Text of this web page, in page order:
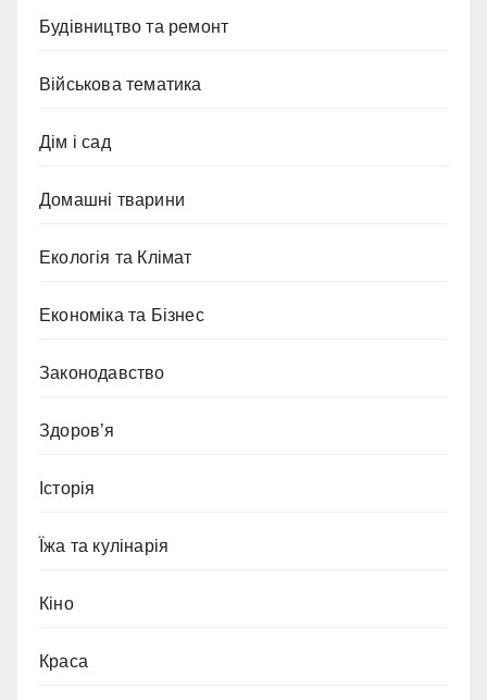
Будівництво та ремонт
Військова тематика
Дім і сад
Домашні тварини
Екологія та Клімат
Економіка та Бізнес
Законодавство
Здоров’я
Історія
Їжа та кулінарія
Кіно
Краса